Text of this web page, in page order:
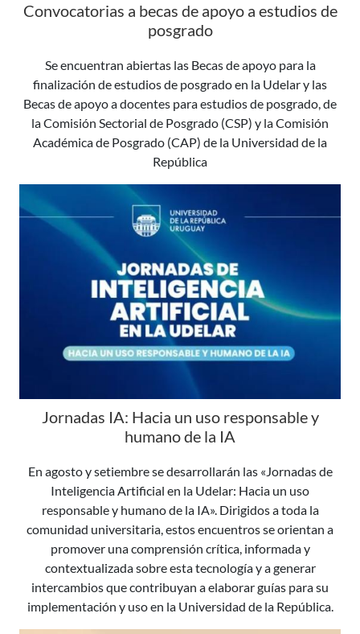
Convocatorias a becas de apoyo a estudios de
posgrado
Se encuentran abiertas las Becas de apoyo para la
finalización de estudios de posgrado en la Udelar y las
Becas de apoyo a docentes para estudios de posgrado, de
la Comisión Sectorial de Posgrado (CSP) y la Comisión
Académica de Posgrado (CAP) de la Universidad de la
República
Jornadas IA: Hacia un uso responsable y
humano de la IA
En agosto y setiembre se desarrollarán las «Jornadas de
Inteligencia Artificial en la Udelar: Hacia un uso
responsable y humano de la IA». Dirigidos a toda la
comunidad universitaria, estos encuentros se orientan a
promover una comprensión crítica, informada y
contextualizada sobre esta tecnología y a generar
intercambios que contribuyan a elaborar guías para su
implementación y uso en la Universidad de la República.